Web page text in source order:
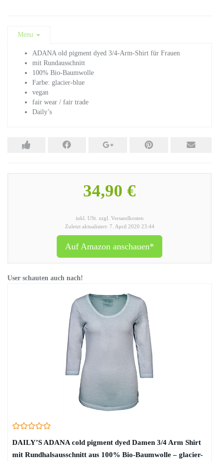
Menu
ADANA old pigment dyed 3/4-Arm-Shirt für Frauen
mit Rundausschnitt
100% Bio-Baumwolle
Farbe: glacier-blue
vegan
fair wear / fair trade
Daily’s
34,90 €
inkl. USt. zzgl. Versandkosten
Zuletzt aktualisiert: 7. April 2020 23:44
Auf Amazon anschauen*
User schauten auch nach!
DAILY’S ADANA cold pigment dyed Damen 3/4 Arm Shirt
mit Rundhalsausschnitt aus 100% Bio-Baumwolle – glacier-